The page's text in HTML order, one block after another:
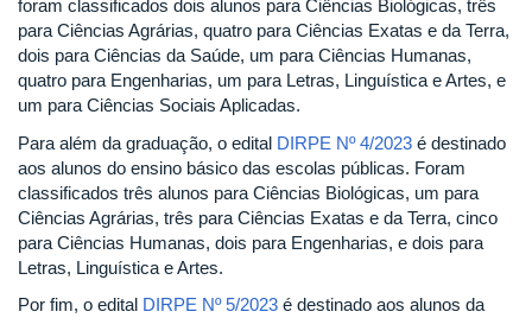
foram classificados dois alunos para Ciências Biológicas, três
para Ciências Agrárias, quatro para Ciências Exatas e da Terra,
dois para Ciências da Saúde, um para Ciências Humanas,
quatro para Engenharias, um para Letras, Linguística e Artes, e
um para Ciências Sociais Aplicadas.
Para além da graduação, o edital DIRPE Nº 4/2023 é destinado
aos alunos do ensino básico das escolas públicas. Foram
classificados três alunos para Ciências Biológicas, um para
Ciências Agrárias, três para Ciências Exatas e da Terra, cinco
para Ciências Humanas, dois para Engenharias, e dois para
Letras, Linguística e Artes.
Por fim, o edital DIRPE Nº 5/2023 é destinado aos alunos da